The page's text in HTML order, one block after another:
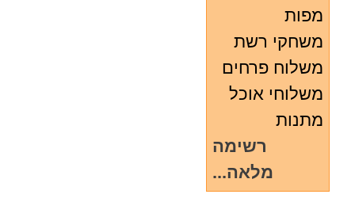
מפות
משחקי רשת
משלוח פרחים
משלוחי אוכל
מתנות
רשימה
מלאה...